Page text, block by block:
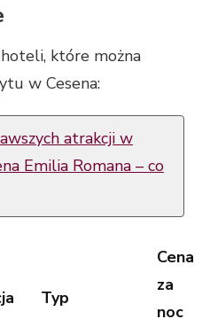
które można
w Cesena:
atrakcji w
Emilia Romana – co
Typ
Cena
za
noc